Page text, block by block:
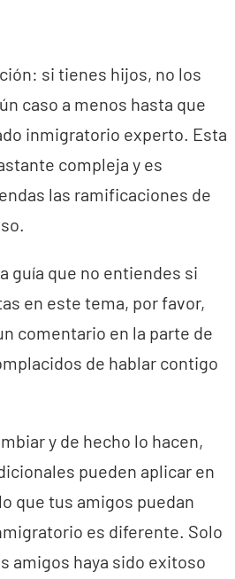
si tienes hijos, no los
caso a menos hasta que
inmigratorio experto. Esta
compleja y es
las ramificaciones de
guía que no entiendes si
en este tema, por favor,
comentario en la parte de
de hablar contigo
y de hecho lo hacen,
pueden aplicar en
que tus amigos puedan
es diferente. Solo
amigos haya sido exitoso